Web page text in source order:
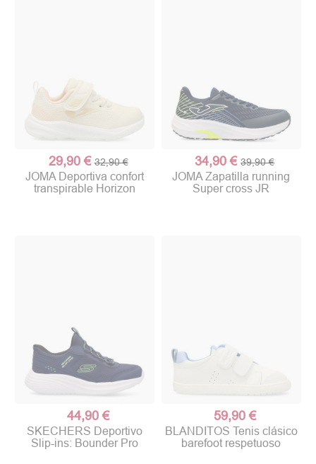
29,90 € 32,90 €
JOMA Deportiva confort
transpirable Horizon
34,90 € 39,90 €
JOMA Zapatilla running
Super cross JR
44,90 €
SKECHERS Deportivo
Slip-ins: Bounder Pro
59,90 €
BLANDITOS Tenis clásico
barefoot respetuoso